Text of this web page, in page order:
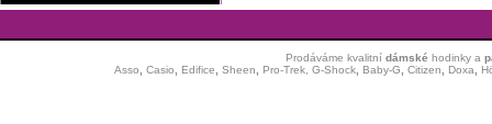
Prodáváme kvalitní dámské hodinkya
Asso
Casio Edifice Sheen Pro-Trek, G-Shock, Baby-G Citizen Doxa